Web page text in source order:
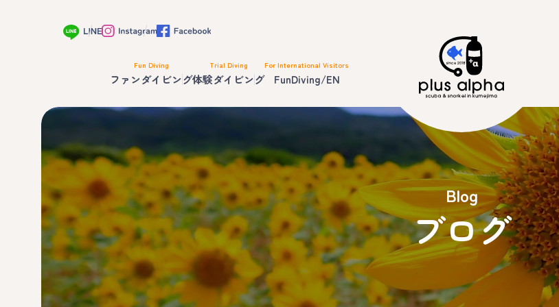
Fun Diving
ファンダイビング
Trial Diving
体験ダイビング
For International Visitors
FunDiving/EN
Blog
ブログ